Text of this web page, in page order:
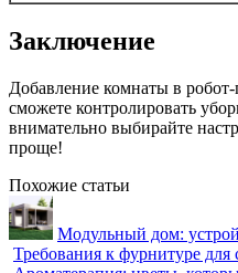
Заключение
Добавление комнаты в
сможете контролировать
внимательно выбирайте
проще!
Похожие статьи
Модульный дом:
Требования к фурнитуре